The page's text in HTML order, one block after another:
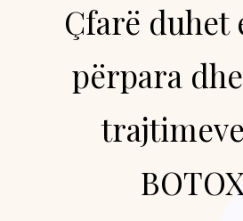
Çfarë duhet
përpara